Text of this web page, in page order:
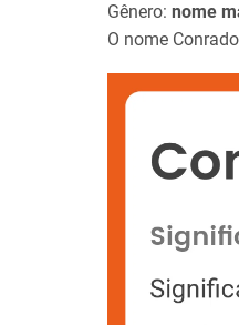
Gênero: nome
O nome